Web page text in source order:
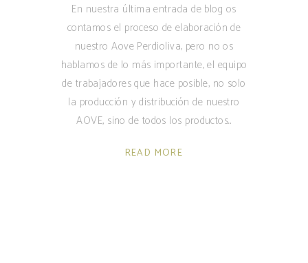
En nuestra última entrada de blog os
contamos el proceso de elaboración de
nuestro Aove Perdioliva, pero no os
hablamos de lo más importante, el equipo
de trabajadores que hace posible, no solo
la producción y distribución de nuestro
AOVE, sino de todos los productos
READ MORE